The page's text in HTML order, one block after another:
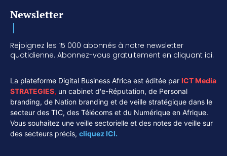
Newsletter
Rejoignez les 15 000 abonnés à notre newsletter
quotidienne. Abonnez-vous gratuitement en cliquant ici.
La plateforme Digital Business Africa est éditée par ICT Media
STRATEGIES, un cabinet d'e-Réputation, de Personal
branding, de Nation branding et de veille stratégique dans le
secteur des TIC, des Télécoms et du Numérique en Afrique.
Vous souhaitez une veille sectorielle et des notes de veille sur
des secteurs précis, cliquez ICI.